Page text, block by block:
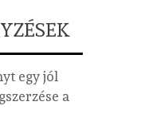
egy jól
a